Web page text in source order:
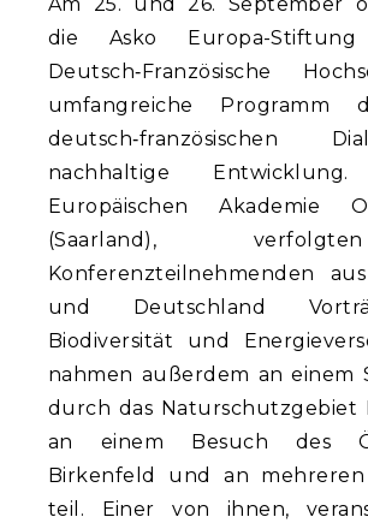
Am 25. und 26. September
die Asko Europa-
Deutsch‑Französische
umfangreiche Programm
deutsch‑französischen
nachhaltige
Europäischen Akademie
(Saarland),
Konferenzteilnehmenden
und Deutschland
Biodiversität und
nahmen außerdem an einem
durch das Naturschutzgebiet
an einem Besuch des
Birkenfeld und an mehreren
teil. Einer von ihnen,